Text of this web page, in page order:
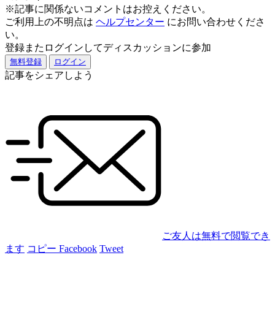
※記事に関係ないコメントはお控えください。
ご利用上の不明点は ヘルプセンター にお問い合わせくださ
い。
登録またログインしてディスカッションに参加
無料登録 ログイン
記事をシェアしよう
ご友人は無料で閲覧でき
ます コピー Facebook Tweet